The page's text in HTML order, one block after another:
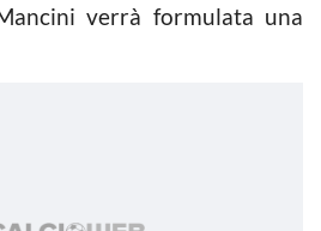
verrà formulata una